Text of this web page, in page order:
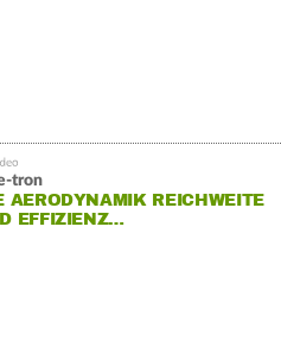
tron
AERODYNAMIK REICHWEITE
EFFIZIENZ…